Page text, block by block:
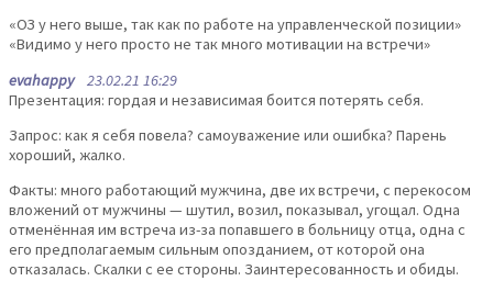
«ОЗ у него выше, так как по работе на управленческой позиции»
«Видимо у него просто не так много мотивации на встречи»
evahappy23.02.21 16:29
Презентация: гордая и независимая боится потерять себя.
Запрос: как я себя повела? самоуважение или ошибка? Парень
хороший, жалко.
Факты: много работающий мужчина, две их встречи, с перекосом
вложений от мужчины — шутил, возил, показывал, угощал. Одна
отменённая им встреча из-за попавшего в больницу отца, одна с
его предполагаемым сильным опозданием, от которой она
отказалась. Скалки с ее стороны. Заинтересованность и обиды.